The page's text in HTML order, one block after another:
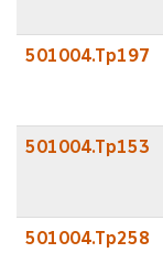
501004.Tp197
501004.Tp153
501004.Tp258